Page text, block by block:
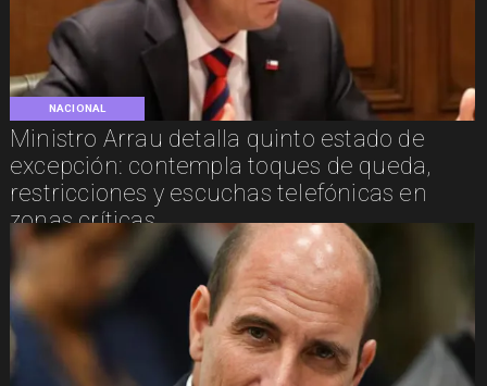
NACIONAL
Ministro Arrau detalla quinto estado de
excepción: contempla toques de queda,
restricciones y escuchas telefónicas en
zonas críticas